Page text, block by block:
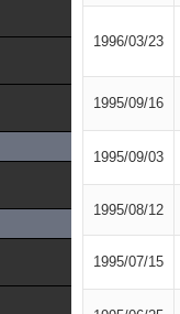
1996/03/23
1995/09/16
1995/09/03
1995/08/12
1995/07/15